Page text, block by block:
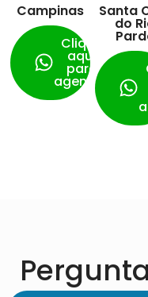
Campinas
Clique
aqui
para
agendar
Santa
do